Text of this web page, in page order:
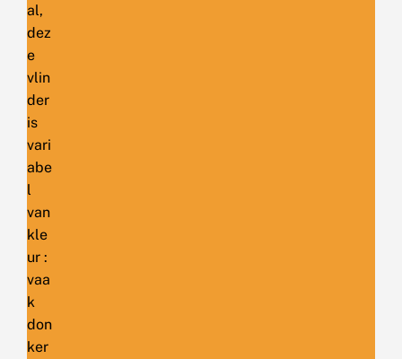
al,
dez
e
vlin
der
is
vari
abe
l
van
kle
ur :
vaa
k
don
ker